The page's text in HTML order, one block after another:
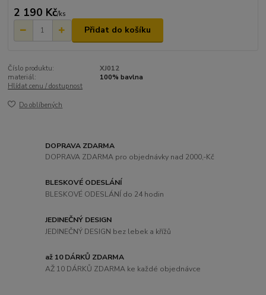
2 190 Kč/ks
Přidat do košíku
Číslo produktu:
XJ012
materiál:
100% bavlna
Hlídat cenu / dostupnost
Do oblíbených
DOPRAVA ZDARMA
DOPRAVA ZDARMA pro objednávky nad 2000,-Kč
BLESKOVÉ ODESLÁNÍ
BLESKOVÉ ODESLÁNÍ do 24 hodin
JEDINEČNÝ DESIGN
JEDINEČNÝ DESIGN bez lebek a křížů
až 10 DÁRKŮ ZDARMA
AŽ 10 DÁRKŮ ZDARMA ke každé objednávce